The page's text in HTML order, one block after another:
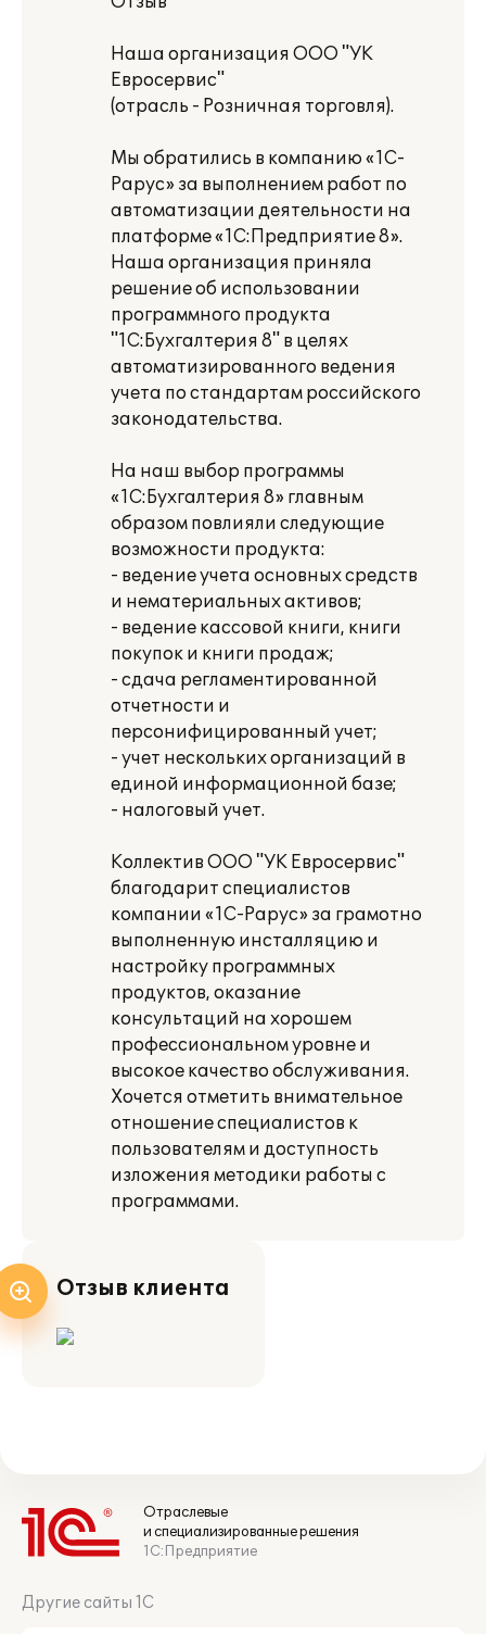
Наша организация ООО "УК
Евросервис"
(отрасль - Розничная торговля).
Мы обратились в компанию «1С-
Рарус» за выполнением работ по
автоматизации деятельности на
платформе «1С:Предприятие 8».
Наша организация приняла
решение об использовании
программного продукта
"1С:Бухгалтерия 8" в целях
автоматизированного ведения
учета по стандартам российского
законодательства.
На наш выбор программы
«1С:Бухгалтерия 8» главным
образом повлияли следующие
возможности продукта:
- ведение учета основных средств
и нематериальных активов;
- ведение кассовой книги, книги
покупок и книги продаж;
- сдача регламентированной
отчетности и
персонифицированный учет;
- учет нескольких организаций в
единой информационной базе;
- налоговый учет.
Коллектив ООО "УК Евросервис"
благодарит специалистов
компании «1С-Рарус» за грамотно
выполненную инсталляцию и
настройку программных
продуктов, оказание
консультаций на хорошем
профессиональном уровне и
высокое качество обслуживания.
Хочется отметить внимательное
отношение специалистов к
пользователям и доступность
изложения методики работы с
программами.
Отзыв клиента
Отраслевые
и специализированные решения
1С:Предприятие
Другие сайты 1С